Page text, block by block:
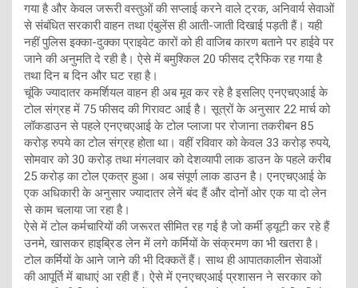
गया है और केवल जरूरी वस्तुओं की सप्लाई करने वाले ट्रक, अनिवार्य सेवाओं
से संबंधित सरकारी वाहन तथा एंबुलेंस ही आती-जाती दिखाई पड़ती हैं। यही
नहीं पुलिस इक्का-दुक्का प्राइवेट कारों को ही वाजिब कारण बताने पर हाईवे पर
जाने की अनुमति दे रही है। ऐसे में बमुश्किल 20 फीसद ट्रैफिक रह गया है
तथा दिन ब दिन और घट रहा है।
चूंकि ज्यादातर कमर्शियल वाहन ही अब मूव कर रहे है इसलिए एनएचएआई के
टोल संग्रह में 75 फीसद की गिरावट आई है। सूत्रों के अनुसार 22 मार्च को
लॉकडाउन से पहले एनएचएआई के टोल प्लाजा पर रोजाना तकरीबन 85
करोड़ रुपये का टोल संग्रह होता था। वहीं रविवार को केवल 33 करोड़ रुपये,
सोमवार को 30 करोड़ तथा मंगलवार को देशव्यापी लाक डाउन के पहले करीब
25 करोड़ का टोल एकत्र हुआ। अब संपूर्ण लाक डाउन है। एनएचएआई के
एक अधिकारी के अनुसार ज्यादातर लेनें बंद हैं और दोनों ओर एक या दो लेन
से काम चलाया जा रहा है।
ऐसे में टोल कर्मचारियों की जरूरत सीमित रह गई है जो कर्मी ड्यूटी कर रहे हैं
उनमे, खासकर हाइब्रिड लेन में लगे कर्मियों के संक्रमण का भी खतरा है।
टोल कर्मियों के आने जाने की भी दिक्‍कतें हैं। साथ ही आपातकालीन सेवाओं
की आपूर्ति में बाधाएं आ रही हैं। ऐसे में एनएचएआई प्रशासन ने सरकार को